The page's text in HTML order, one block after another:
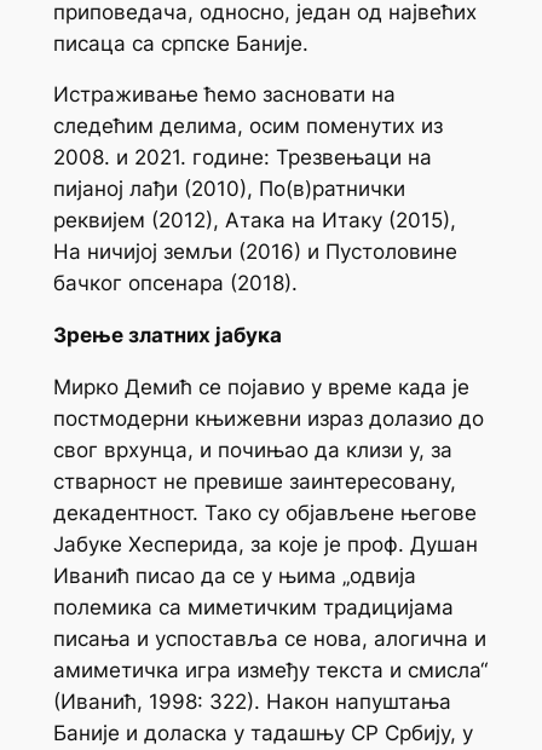
приповедача, односно, један од највећих
писаца са српске Баније.
Истраживање ћемо засновати на
следећим делима, осим поменутих из
2008. и 2021. године: Трезвењаци на
пијаној лађи (2010), По(в)ратнички
реквијем (2012), Атака на Итаку(2015),
На ничијој земљи (2016) и Пустоловине
бачког опсенара (2018).
Зрење златних јабука
Мирко Демић се појавио у време када је
постмодерни књижевни израз долазио до
свог врхунца, и почињао да клизи у, за
стварност не превише заинтересовану,
декадентност. Тако су објављене његове
Јабуке Хесперида, за које је проф. Душан
Иванић писао да се у њима „одвија
полемика са миметичким традицијама
писања и успоставља се нова, алогична и
амиметичка игра између текста и смисла“
(Иванић, 1998: 322). Након напуштања
Баније и доласка у тадашњу СР Србију, у